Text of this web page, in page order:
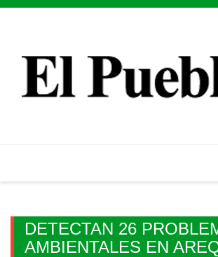
Skip
DETECTAN 26
AMBIENTALES EN